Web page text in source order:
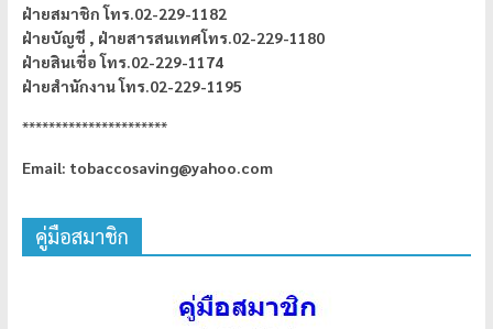
ฝ่ายสมาชิก โทร.02-229-1182
ฝ่ายบัญชี , ฝ่ายสารสนเทศโทร.02-229-1180
ฝ่ายสินเชื่อ โทร.02-229-1174
ฝ่ายสำนักงาน โทร.02-229-1195
**********************
Email: tobaccosaving@yahoo.com
คู่มือสมาชิก